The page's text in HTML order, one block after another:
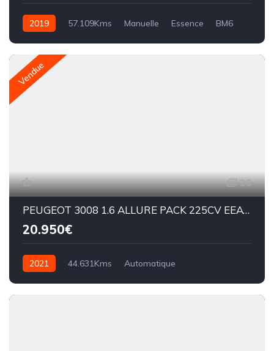
2019 57.109Kms Manuelle Essence BM6
Vendue
26
PEUGEOT 3008 1.6 ALLURE PACK 225CV EEAT8
20.950€
2021 44.631Kms
Automatique